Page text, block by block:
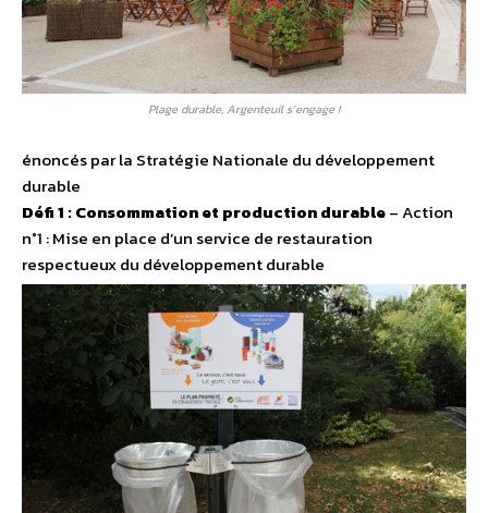
Plage durable, Argenteuil s’engage !
énoncés par la Stratégie Nationale du développement
durable
Défi 1 : Consommation et production durable– Action
n°1 : Mise en place d’un service de restauration
respectueux du développement durable